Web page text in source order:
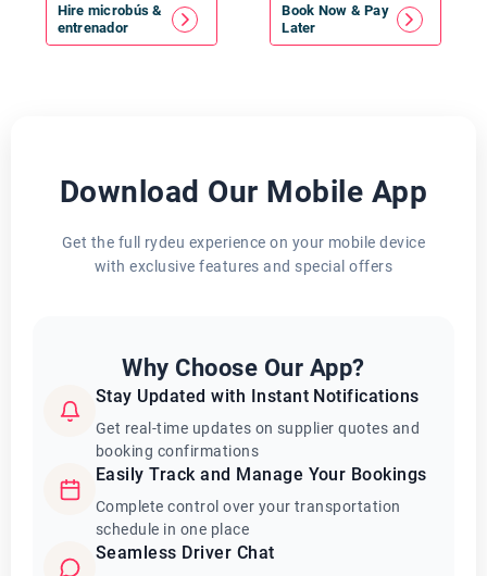
Hire microbús &
entrenador
Book Now & Pay
Later
Download Our Mobile App
Get the full rydeu experience on your mobile device
with exclusive features and special offers
Why Choose Our App?
Stay Updated with Instant Notifications
Get real-time updates on supplier quotes and
booking confirmations
Easily Track and Manage Your Bookings
Complete control over your transportation
schedule in one place
Seamless Driver Chat